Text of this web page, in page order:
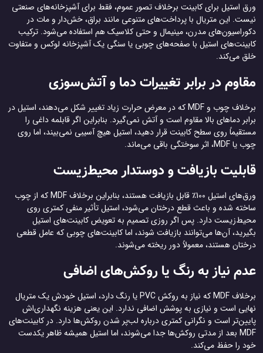
ورق استیل برای کابینت برخلاف تصور عموم، فقط برای آشپزخانه‌های صنعتی
نیست. این متریال با پرداخت‌های متنوعی مانند براق، خش‌دار و مات در
دکوراسیون‌های مدرن، مینیمال و حتی کلاسیک هم استفاده می‌شود. ترکیب
کابینت‌های استیل با صفحه‌های چوبی یا سنگی یک آشپزخانه لوکس و متفاوت
خلق می‌کند.
مقاوم در برابر تغییرات دما و آتش‌سوزی
برخلاف چوب و MDF که در معرض حرارت زیاد تغییر شکل می‌دهند، استیل در
برابر دماهای بالا مقاوم است و آتش نمی‌گیرد. بنابراین اگر قابلمه داغی را
مستقیماً روی سطح کابینت قرار دهید، استیل هیچ آسیبی نمی‌بیند، اما روی
چوب یا MDF، اثر سوختگی باقی می‌ماند.
قابلیت بازیافت و دوستدار محیط‌زیست
ورق‌های استیل 100٪ قابل بازیافت هستند، بنابراین برخلاف MDF که از چوب
ساخته شده و باعث قطع درختان می‌شود، استیل تأثیر منفی کمتری روی
محیط‌زیست دارد. پس اگر روزی تصمیم به تعویض کابینت‌های استیل
بگیرید، آن‌ها می‌توانند بازیافت شوند، اما کابینت‌های چوبی که عامل قطعی
درختان هستند، معمولاً دور ریخته می‌شوند.
عدم نیاز به رنگ یا روکش‌های اضافی
برخلاف MDF که نیاز به روکش PVC یا رنگ دارد، استیل خودش یک متریال
نهایی است و نیازی به پوشش اضافی ندارد. این یعنی هزینه نگهداری‌اش
پایین‌تر است و نگرانی کمتری درباره لب‌پر شدن روکش‌ها دارد. در کابینت‌های
MDF بعد از مدتی روکش‌ها جدا می‌شوند، اما استیل همیشه ظاهر یکدست
خود را حفظ می‌کند.